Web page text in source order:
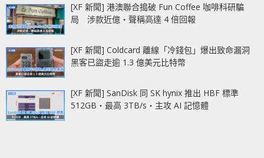
[XF 新聞] 港澳聯合搗破 Fun Coffee 咖啡科研騙
局 涉款近億‧聲稱高達 4 倍回報
[XF 新聞] Coldcard 離線「冷錢包」爆出致命漏洞
黑客已盜走逾 1.3 億美元比特幣
[XF 新聞] SanDisk 同 SK hynix 推出 HBF 標準
512GB‧最高 3TB/s‧主攻 AI 記憶體